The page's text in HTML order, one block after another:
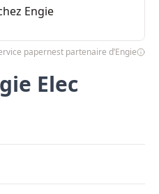
Engie
papernest partenaire d’Engie
Elec